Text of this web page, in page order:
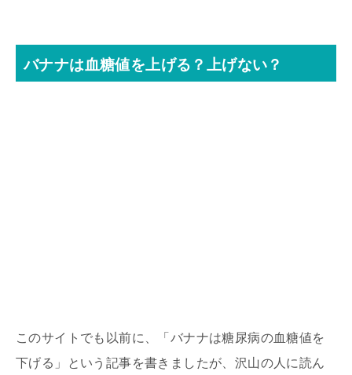
バナナは血糖値を上げる？上げない？
このサイトでも以前に、「バナナは糖尿病の血糖値を
下げる」という記事を書きましたが、沢山の人に読ん